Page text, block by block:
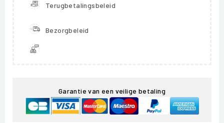
Terugbetalingsbeleid
Bezorgbeleid
Garantie van een veilige betaling